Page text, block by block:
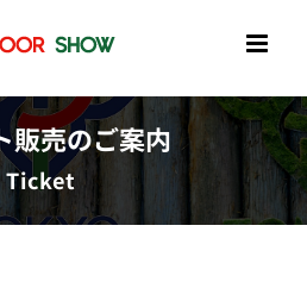
販売のご案内
Ticket